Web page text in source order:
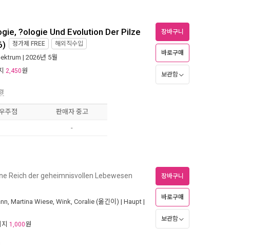
?ologie Und Evolution Der Pilze
정가제 FREE 해외직수입
| 2026년 5월
2,450원
장바구니
바로구매
보관함
주점 판매자 중고
-
Reich der geheimnisvollen Lebewesen
, Martina Wiese, Wink, Coralie (옮긴이) | Haupt |
1,000원
장바구니
바로구매
보관함